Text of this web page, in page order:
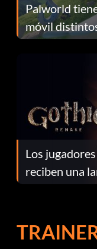
Palworld
móvil
continuación
Los
reciben una
el parche